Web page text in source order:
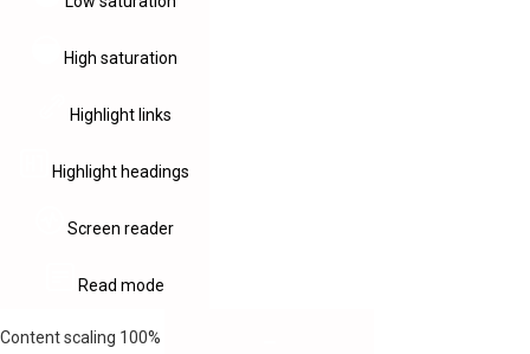
High saturation
Highlight links
Highlight headings
Screen reader
Read mode
Content scaling 100%